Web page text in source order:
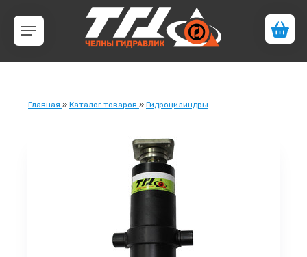
Главная » Каталог товаров » Гидроцилиндры